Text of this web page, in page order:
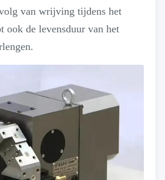
van wrijving tijdens het
ook de levensduur van het